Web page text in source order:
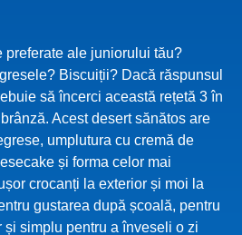
ale juniorului tău?
Biscuiții? Dacă răspunsul
să încerci această rețetă 3 în
Acest desert sănătos are
umplutura cu cremă de
și forma celor mai
crocanți la exterior și moi la
gustarea după școală, pentru
simplu pentru a înveseli o zi